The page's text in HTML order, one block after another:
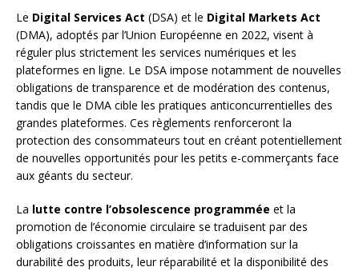
Le Digital Services Act (DSA) et le Digital Markets Act
(DMA), adoptés par l’Union Européenne en 2022, visent à
réguler plus strictement les services numériques et les
plateformes en ligne. Le DSA impose notamment de nouvelles
obligations de transparence et de modération des contenus,
tandis que le DMA cible les pratiques anticoncurrentielles des
grandes plateformes. Ces règlements renforceront la
protection des consommateurs tout en créant potentiellement
de nouvelles opportunités pour les petits e-commerçants face
aux géants du secteur.
La lutte contre l’obsolescence programmée et la
promotion de l’économie circulaire se traduisent par des
obligations croissantes en matière d’information sur la
durabilité des produits, leur réparabilité et la disponibilité des